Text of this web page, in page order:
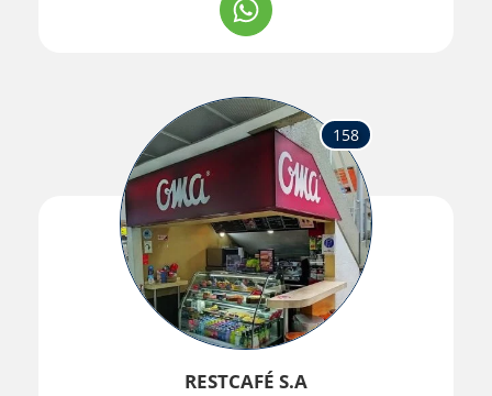
158
RESTCAFÉ S.A